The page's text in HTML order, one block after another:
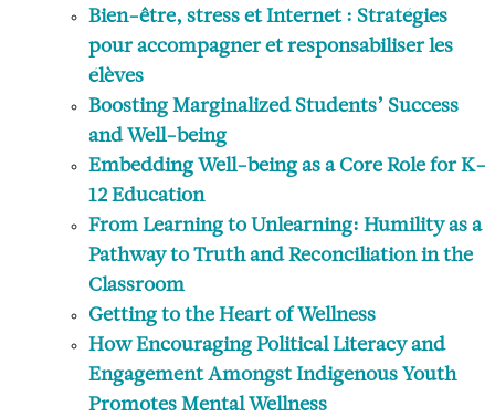
Bien-être, stress et Internet : Stratégies
pour accompagner et responsabiliser les
élèves
Boosting Marginalized Students’ Success
and Well-being
Embedding Well-being as a Core Role for K-
12 Education
From Learning to Unlearning: Humility as a
Pathway to Truth and Reconciliation in the
Classroom
Getting to the Heart of Wellness
How Encouraging Political Literacy and
Engagement Amongst Indigenous Youth
Promotes Mental Wellness